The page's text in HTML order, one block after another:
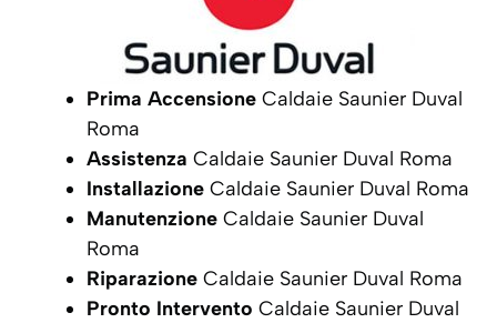
Prima Accensione Caldaie Saunier Duval
Roma
Assistenza Caldaie Saunier Duval Roma
Installazione Caldaie Saunier Duval Roma
Manutenzione Caldaie Saunier Duval
Roma
Riparazione Caldaie Saunier Duval Roma
Pronto Intervento Caldaie Saunier Duval